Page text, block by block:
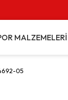
MALZEMELERİ
05